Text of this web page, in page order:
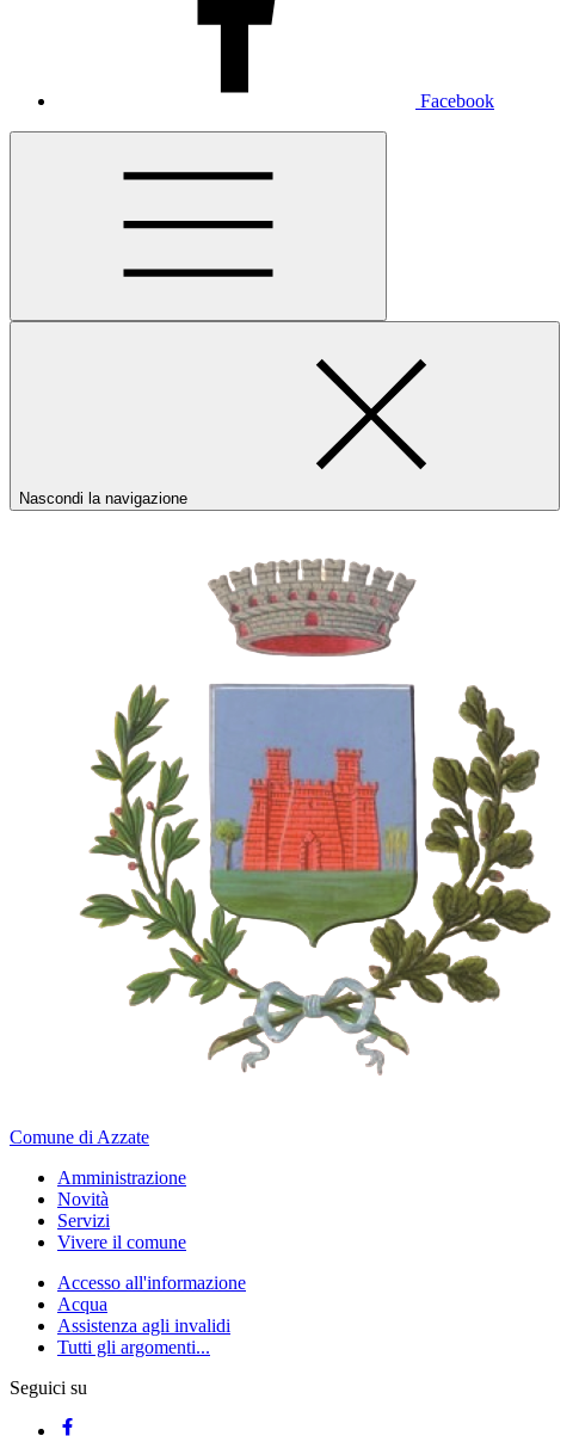
Facebook
Nascondi la navigazione
Comune di Azzate
Amministrazione
Novità
Servizi
Vivere il comune
Accesso all'informazione
Acqua
Assistenza agli invalidi
Tutti gli argomenti...
Seguici su